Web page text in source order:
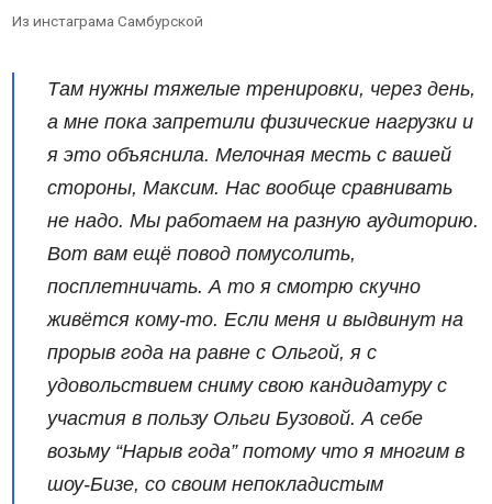
Из инстаграма Самбурской
Там нужны тяжелые тренировки, через день,
а мне пока запретили физические нагрузки и
я это объяснила. Мелочная месть с вашей
стороны, Максим. Нас вообще сравнивать
не надо. Мы работаем на разную аудиторию.
Вот вам ещё повод помусолить,
посплетничать. А то я смотрю скучно
живётся кому-то. Если меня и выдвинут на
прорыв года на равне с Ольгой, я с
удовольствием сниму свою кандидатуру с
участия в пользу Ольги Бузовой. А себе
возьму “Нарыв года” потому что я многим в
шоу-Бизе, со своим непокладистым